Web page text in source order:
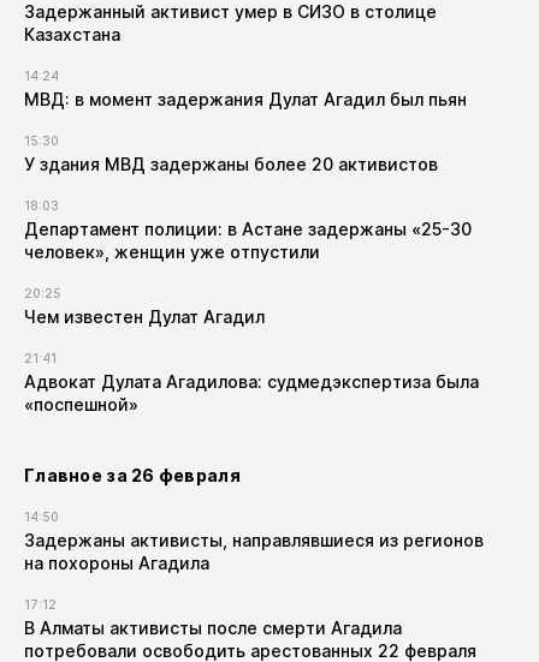
Задержанный активист умер в СИЗО в столице
Казахстана
14:24
МВД: в момент задержания Дулат Агадил был пьян
15:30
У здания МВД задержаны более 20 активистов
18:03
Департамент полиции: в Астане задержаны «25-30
человек», женщин уже отпустили
20:25
Чем известен Дулат Агадил​
21:41
Адвокат Дулата Агадилова: судмедэкспертиза была
«поспешной»
Главное за 26 февраля
14:50
Задержаны активисты, направлявшиеся из регионов
на похороны Агадила
17:12
В Алматы активисты после смерти Агадила
потребовали освободить арестованных 22 февраля